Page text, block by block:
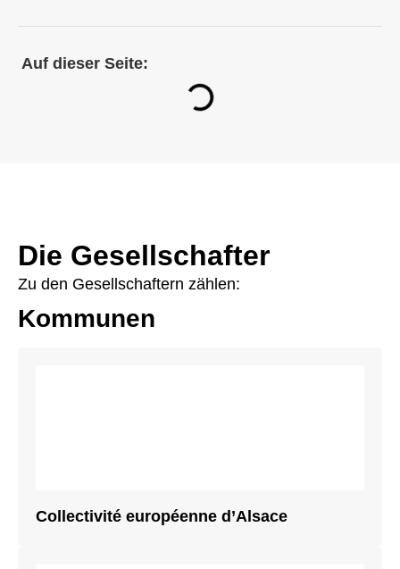
Auf dieser Seite:
Die Gesellschafter
Zu den Gesellschaftern zählen:
Kommunen
Collectivité européenne d’Alsace